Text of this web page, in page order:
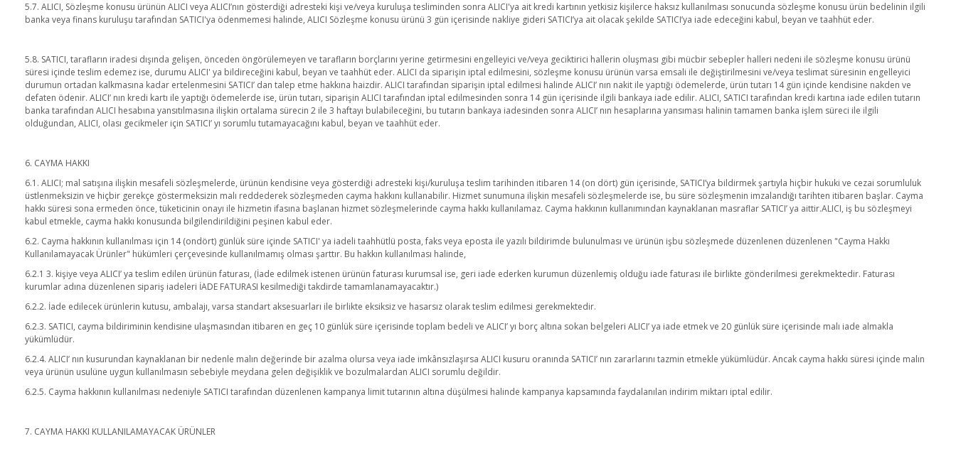
5.7. ALICI, Sözleşme konusu ürünün ALICI veya ALICI’nın gösterdiği adresteki kişi ve/veya kuruluşa tesliminden sonra ALICI'ya ait kredi kartının yetkisiz kişilerce haksız kullanılması sonucunda sözleşme konusu ürün bedelinin ilgili
banka veya finans kuruluşu tarafından SATICI'ya ödenmemesi halinde, ALICI Sözleşme konusu ürünü 3 gün içerisinde nakliye gideri SATICI’ya ait olacak şekilde SATICI’ya iade edeceğini kabul, beyan ve taahhüt eder.
5.8. SATICI, tarafların iradesi dışında gelişen, önceden öngörülemeyen ve tarafların borçlarını yerine getirmesini engelleyici ve/veya geciktirici hallerin oluşması gibi mücbir sebepler halleri nedeni ile sözleşme konusu ürünü
süresi içinde teslim edemez ise, durumu ALICI' ya bildireceğini kabul, beyan ve taahhüt eder. ALICI da siparişin iptal edilmesini, sözleşme konusu ürünün varsa emsali ile değiştirilmesini ve/veya teslimat süresinin engelleyici
durumun ortadan kalkmasına kadar ertelenmesini SATICI’ dan talep etme hakkına haizdir. ALICI tarafından siparişin iptal edilmesi halinde ALICI’ nın nakit ile yaptığı ödemelerde, ürün tutarı 14 gün içinde kendisine nakden ve
defaten ödenir. ALICI’ nın kredi kartı ile yaptığı ödemelerde ise, ürün tutarı, siparişin ALICI tarafından iptal edilmesinden sonra 14 gün içerisinde ilgili bankaya iade edilir. ALICI, SATICI tarafından kredi kartına iade edilen tutarın
banka tarafından ALICI hesabına yansıtılmasına ilişkin ortalama sürecin 2 ile 3 haftayı bulabileceğini, bu tutarın bankaya iadesinden sonra ALICI’ nın hesaplarına yansıması halinin tamamen banka işlem süreci ile ilgili
olduğundan, ALICI, olası gecikmeler için SATICI’ yı sorumlu tutamayacağını kabul, beyan ve taahhüt eder.
6. CAYMA HAKKI
6.1. ALICI; mal satışına ilişkin mesafeli sözleşmelerde, ürünün kendisine veya gösterdiği adresteki kişi/kuruluşa teslim tarihinden itibaren 14 (on dört) gün içerisinde, SATICI’ya bildirmek şartıyla hiçbir hukuki ve cezai sorumluluk
üstlenmeksizin ve hiçbir gerekçe göstermeksizin malı reddederek sözleşmeden cayma hakkını kullanabilir. Hizmet sunumuna ilişkin mesafeli sözleşmelerde ise, bu süre sözleşmenin imzalandığı tarihten itibaren başlar. Cayma
hakkı süresi sona ermeden önce, tüketicinin onayı ile hizmetin ifasına başlanan hizmet sözleşmelerinde cayma hakkı kullanılamaz. Cayma hakkının kullanımından kaynaklanan masraflar SATICI’ ya aittir.ALICI, iş bu sözleşmeyi
kabul etmekle, cayma hakkı konusunda bilgilendirildiğini peşinen kabul eder.
6.2. Cayma hakkının kullanılması için 14 (ondört) günlük süre içinde SATICI' ya iadeli taahhütlü posta, faks veya eposta ile yazılı bildirimde bulunulması ve ürünün işbu sözleşmede düzenlenen düzenlenen "Cayma Hakkı
Kullanılamayacak Ürünler" hükümleri çerçevesinde kullanılmamış olması şarttır. Bu hakkın kullanılması halinde,
6.2.1 3. kişiye veya ALICI’ ya teslim edilen ürünün faturası, (İade edilmek istenen ürünün faturası kurumsal ise, geri iade ederken kurumun düzenlemiş olduğu iade faturası ile birlikte gönderilmesi gerekmektedir. Faturası
kurumlar adına düzenlenen sipariş iadeleri İADE FATURASI kesilmediği takdirde tamamlanamayacaktır.)
6.2.2. İade edilecek ürünlerin kutusu, ambalajı, varsa standart aksesuarları ile birlikte eksiksiz ve hasarsız olarak teslim edilmesi gerekmektedir.
6.2.3. SATICI, cayma bildiriminin kendisine ulaşmasından itibaren en geç 10 günlük süre içerisinde toplam bedeli ve ALICI’ yı borç altına sokan belgeleri ALICI’ ya iade etmek ve 20 günlük süre içerisinde malı iade almakla
yükümlüdür.
6.2.4. ALICI’ nın kusurundan kaynaklanan bir nedenle malın değerinde bir azalma olursa veya iade imkânsızlaşırsa ALICI kusuru oranında SATICI’ nın zararlarını tazmin etmekle yükümlüdür. Ancak cayma hakkı süresi içinde malın
veya ürünün usulüne uygun kullanılmasın sebebiyle meydana gelen değişiklik ve bozulmalardan ALICI sorumlu değildir.
6.2.5. Cayma hakkının kullanılması nedeniyle SATICI tarafından düzenlenen kampanya limit tutarının altına düşülmesi halinde kampanya kapsamında faydalanılan indirim miktarı iptal edilir.
7. CAYMA HAKKI KULLANILAMAYACAK ÜRÜNLER